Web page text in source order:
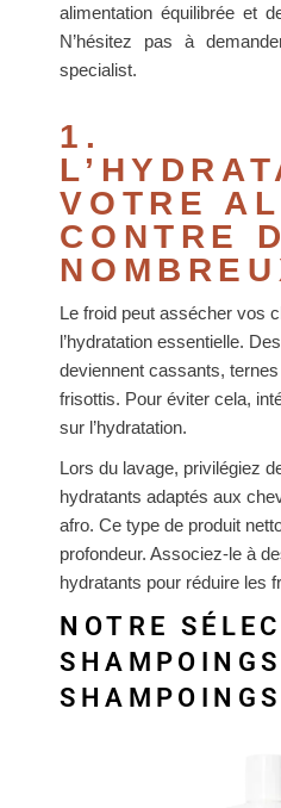
alimentation équilibrée et
N’hésitez pas à
specialist.
1.
VOTRE
CONTRE
Le froid peut assécher vos
l’hydratation essentielle.
deviennent cassants,
frisottis. Pour éviter cela,
sur l’hydratation.
Lors du lavage, privilégiez
hydratants adaptés aux
afro. Ce type de produit
profondeur. Associez-le à
hydratants pour réduire les
NOTRE